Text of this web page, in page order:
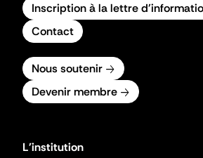
Inscription à la lettre
Contact
Nous soutenir
Devenir membre
L'institution